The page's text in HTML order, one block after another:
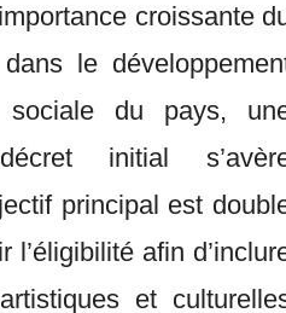
croissante
le
sociale du pays,
initial
principal est
l’éligibilité afin
et